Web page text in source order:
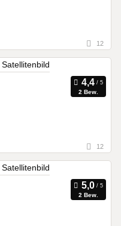
12
2 Bew.
12
2 Bew.